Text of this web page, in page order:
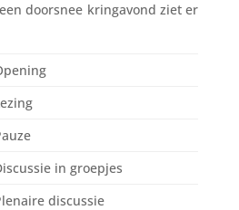
doorsnee kringavond ziet er
in groepjes
discussie